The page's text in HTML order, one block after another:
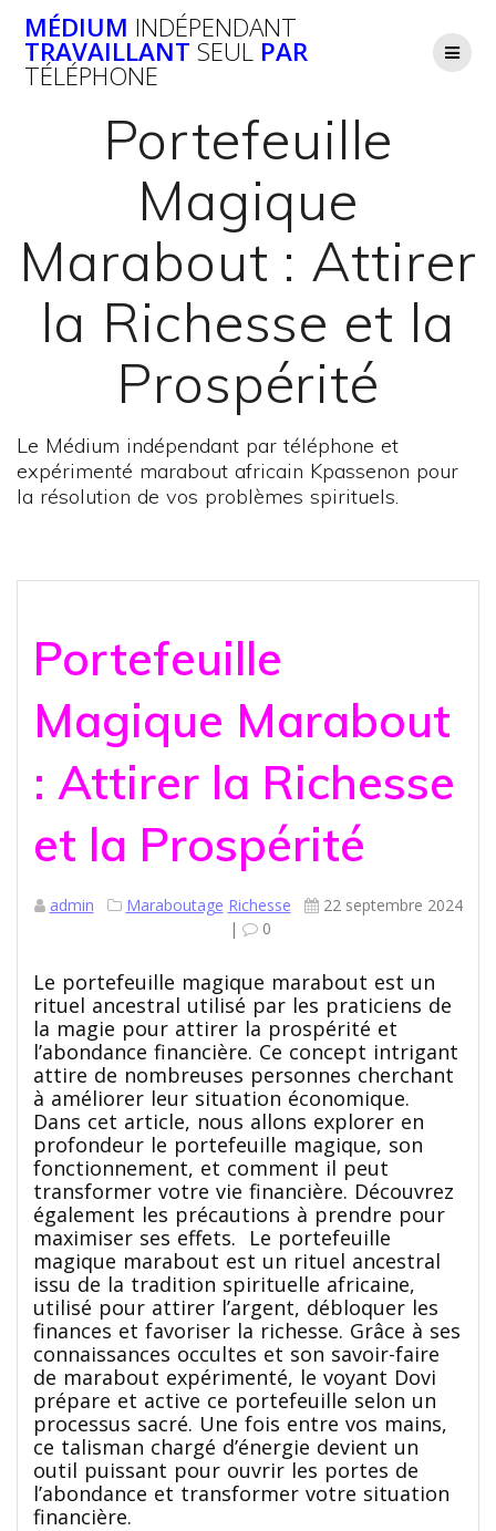
au
contenu
MÉDIUM INDÉPENDANT
TRAVAILLANT SEUL PAR
TÉLÉPHONE
Portefeuille
Magique
Marabout : Attirer
la Richesse et la
Prospérité
Le Médium indépendant par téléphone et
expérimenté marabout africain Kpassenon pour
la résolution de vos problèmes spirituels.
Portefeuille
Magique Marabout
: Attirer la Richesse
et la Prospérité
admin Maraboutage Richesse
22 septembre 2024
|
0
Le portefeuille magique marabout est un
rituel ancestral utilisé par les praticiens de
la magie pour attirer la prospérité et
l’abondance financière. Ce concept intrigant
attire de nombreuses personnes cherchant
à améliorer leur situation économique.
Dans cet article, nous allons explorer en
profondeur le portefeuille magique, son
fonctionnement, et comment il peut
transformer votre vie financière. Découvrez
également les précautions à prendre pour
maximiser ses effets. Le portefeuille
magique marabout est un rituel ancestral
issu de la tradition spirituelle africaine,
utilisé pour attirer l’argent, débloquer les
finances et favoriser la richesse. Grâce à ses
connaissances occultes et son savoir-faire
de marabout expérimenté, le voyant Dovi
prépare et active ce portefeuille selon un
processus sacré. Une fois entre vos mains,
ce talisman chargé d’énergie devient un
outil puissant pour ouvrir les portes de
l’abondance et transformer votre situation
financière.